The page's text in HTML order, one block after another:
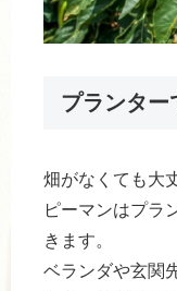
プランター
畑がなくても大
ピーマンはプラ
きます。
ベランダや玄関